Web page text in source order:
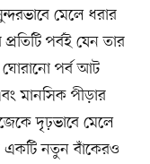
মেলে ধরার
পর্বই যেন তার
ঘোরানো পর্ব আট
মানসিক পীড়ার
দৃঢ়ভাবে মেলে
একটি নতুন বাঁকেরও